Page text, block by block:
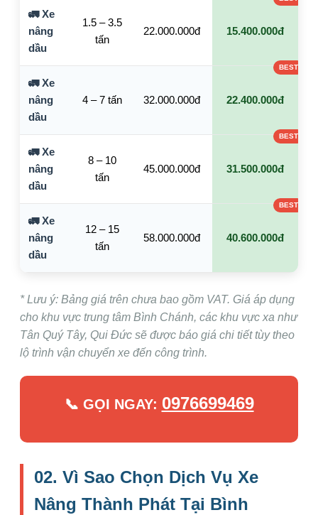
🚛 Xe
nâng
dầu
1.5 – 3.5
tấn
22.000.000đ 15.400.000đ
🚛 Xe
nâng
dầu
4 – 7 tấn 32.000.000đ 22.400.000đ
🚛 Xe
nâng
dầu
8 – 10
tấn
45.000.000đ 31.500.000đ
🚛 Xe
nâng
dầu
12 – 15
tấn
58.000.000đ 40.600.000đ
* Lưu ý: Bảng giá trên chưa bao gồm VAT. Giá áp dụng
cho khu vực trung tâm Bình Chánh, các khu vực xa như
Tân Quý Tây, Qui Đức sẽ được báo giá chi tiết tùy theo
lộ trình vận chuyển xe đến công trình.
📞 GỌI NGAY: 0976699469
02. Vì Sao Chọn Dịch Vụ Xe
Nâng Thành Phát Tại Bình